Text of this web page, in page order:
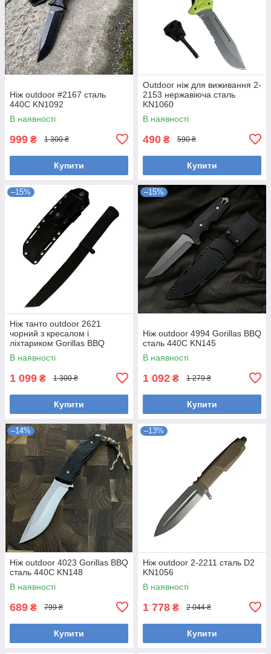
Ніж outdoor #2167 сталь
440С KN1092
В наявності
999 ₴ 1 300 ₴
Купити
Outdoor ніж для виживання 2-
2153 нержавіюча сталь
KN1060
В наявності
490 ₴ 590 ₴
Купити
–15%
Ніж танто outdoor 2621
чорний з кресалом і
ліхтариком Gorillas BBQ
KN1079
В наявності
1 099 ₴ 1 300 ₴
Купити
–15%
Ніж outdoor 4994 Gorillas BBQ
сталь 440С KN145
В наявності
1 092 ₴ 1 279 ₴
Купити
–14%
Ніж outdoor 4023 Gorillas BBQ
сталь 440С KN148
В наявності
689 ₴ 799 ₴
Купити
–13%
Ніж outdoor 2-2211 сталь D2
KN1056
В наявності
1 778 ₴ 2 044 ₴
Купити